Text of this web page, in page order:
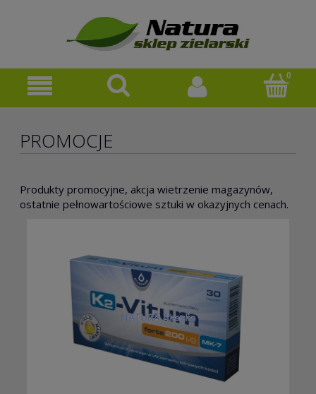
PROMOCJE
Produkty promocyjne, akcja wietrzenie magazynów,
ostatnie pełnowartościowe sztuki w okazyjnych cenach.